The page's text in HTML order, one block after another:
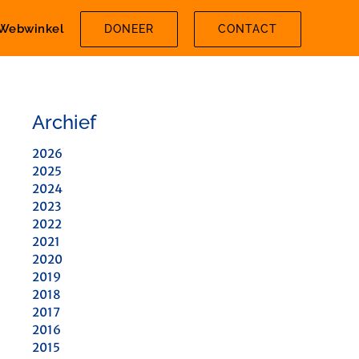
DONEER CONTACT
Archief
2026
2025
2024
2023
2022
2021
2020
2019
2018
2017
2016
2015